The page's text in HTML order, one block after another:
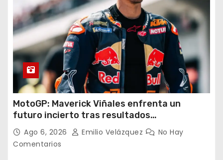
MotoGP: Maverick Viñales enfrenta un
futuro incierto tras resultados
decepcionantes
Ago 6, 2026 Emilio Velázquez
No Hay
Comentarios